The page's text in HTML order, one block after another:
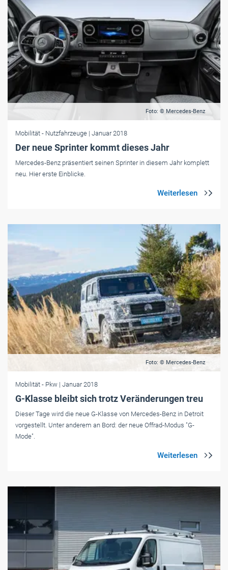
Foto: © Mercedes-Benz
Mobilität - Nutzfahrzeuge | Januar 2018
Der neue Sprinter kommt dieses Jahr
Mercedes-Benz präsentiert seinen Sprinter in diesem Jahr komplett
neu. Hier erste Einblicke.
Foto: © Mercedes-Benz
Mobilität - Pkw | Januar 2018
G-Klasse bleibt sich trotz Veränderungen treu
Dieser Tage wird die neue G-Klasse von Mercedes-Benz in Detroit
vorgestellt. Unter anderem an Bord: der neue Offrad-Modus "G-
Mode".